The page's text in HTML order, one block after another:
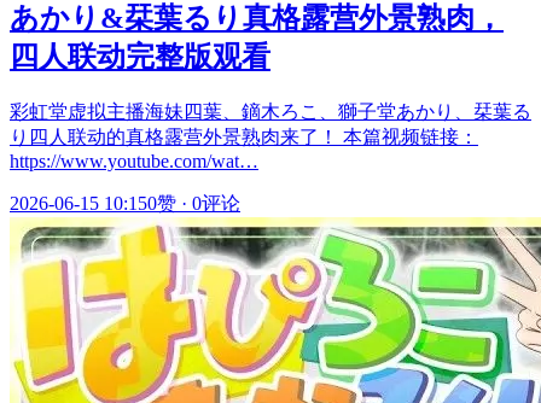
あかり&栞葉るり真格露营外景熟肉，
四人联动完整版观看
彩虹堂虚拟主播海妹四葉、鏑木ろこ、獅子堂あかり、栞葉る
り四人联动的真格露营外景熟肉来了！ 本篇视频链接：
https://www.youtube.com/wat…
2026-06-15 10:150赞 · 0评论